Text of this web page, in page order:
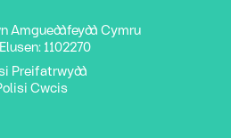
Amgueddfeydd Cymru
1102270
Preifatrwydd
Cwcis